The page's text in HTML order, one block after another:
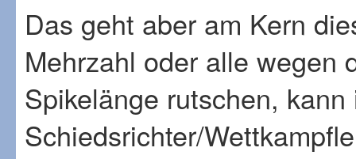
Das geht aber am Kern
Mehrzahl oder alle wegen
Spikelänge rutschen, kann
Schiedsrichter/